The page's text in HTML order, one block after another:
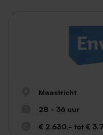
Maastricht
28 - 36 uur
€ 2.630,- tot €